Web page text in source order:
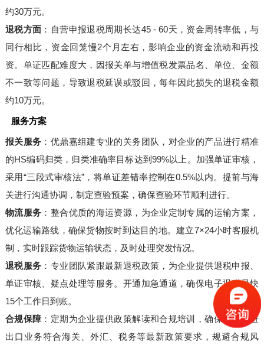
约30万元。
退税方面 ：自营申报退税周期长达45 - 60天，资金周转率低，与
同行相比，资金回笼慢2个月左右，影响企业的资金流动和再投
资。单证匹配难度大，因报关单与增值税发票品名、单位、金额
不一致等问题，导致退税延误或驳回，每年因此损失的退税金额
约10万元。
服务方案
报关服务 ：优鼎嘉组建专业的关务团队，对企业的产品进行精准
的HS编码归类，归类准确率目标达到99%以上。加强单证审核，
采用“三段式审核法”，将单证差错率控制在0.5%以内。提前与海
关进行沟通协调，制定查验预案，确保查验环节顺利进行。
物流服务 ：整合优质的海运资源，为企业定制专属的运输方案，
优化运输路线，确保货物按时到达目的地。建立7×24小时客服机
制，实时跟踪货物运输状态，及时处理突发情况。
退税服务 ：专业团队紧跟最新退税政策，为企业提供退税申报、
单证审核、疑点处理等服务。开通加急通道，确保电子退税最快
15个工作日到账。
合规保障：定期为企业提供政策解读和合规培训，确保企业的进
出口业务符合海关、外汇、税务等最新政策要求，规避合规风